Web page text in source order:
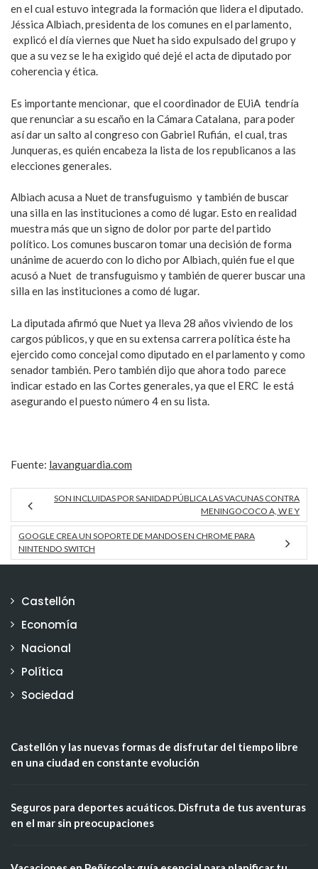
en el cual estuvo integrada la formación que lidera el diputado.
Jéssica Albiach, presidenta de los comunes en el parlamento,
explicó el día viernes que Nuet ha sido expulsado del grupo y
que a su vez se le ha exigido qué dejé el acta de diputado por
coherencia y ética.
Es importante mencionar, que el coordinador de EUiA tendría
que renunciar a su escaño en la Cámara Catalana, para poder
así dar un salto al congreso con Gabriel Rufián, el cual, tras
Junqueras, es quién encabeza la lista de los republicanos a las
elecciones generales.
Albiach acusa a Nuet de transfuguismo y también de buscar
una silla en las instituciones a como dé lugar. Esto en realidad
muestra más que un signo de dolor por parte del partido
político. Los comunes buscaron tomar una decisión de forma
unánime de acuerdo con lo dicho por Albiach, quién fue el que
acusó a Nuet de transfuguismo y también de querer buscar una
silla en las instituciones a como dé lugar.
La diputada afirmó que Nuet ya lleva 28 años viviendo de los
cargos públicos, y que en su extensa carrera política éste ha
ejercido como concejal como diputado en el parlamento y como
senador también. Pero también dijo que ahora todo parece
indicar estado en las Cortes generales, ya que el ERC le está
asegurando el puesto número 4 en su lista.
Fuente: lavanguardia.com
SON INCLUIDAS POR SANIDAD PÚBLICA LAS VACUNAS CONTRA
MENINGOCOCO A, W E Y
GOOGLE CREA UN SOPORTE DE MANDOS EN CHROME PARA
NINTENDO SWITCH
Castellón
Economía
Nacional
Política
Sociedad
Castellón y las nuevas formas de disfrutar del tiempo libre
en una ciudad en constante evolución
Seguros para deportes acuáticos. Disfruta de tus aventuras
en el mar sin preocupaciones